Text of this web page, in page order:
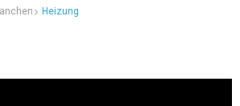
Heizung